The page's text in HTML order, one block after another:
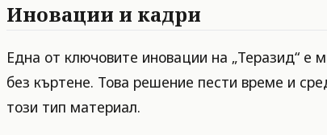
Иновации и кадри
Една от ключовите иновации на „Теразид“
без къртене. Това решение пести време и
този тип материал.